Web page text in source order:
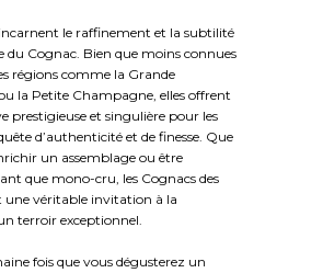
incarnent le raffinement et la subtilité
du Cognac. Bien que moins connues
régions comme la Grande
la Petite Champagne, elles offrent
prestigieuse et singulière pour les
d’authenticité et de finesse. Que
un assemblage ou être
que mono-cru, les Cognacs des
une véritable invitation à la
terroir exceptionnel.
fois que vous dégusterez un